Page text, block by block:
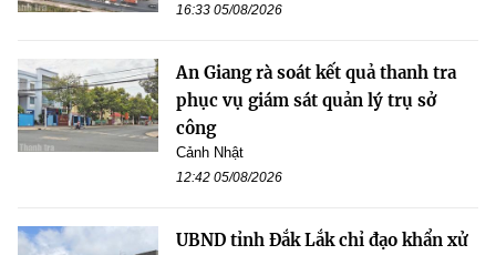
16:33 05/08/2026
An Giang rà soát kết quả thanh tra
phục vụ giám sát quản lý trụ sở
công
Cảnh Nhật
12:42 05/08/2026
UBND tỉnh Đắk Lắk chỉ đạo khẩn xử